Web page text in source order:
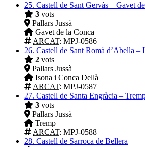
25. Castell de Sant Gervàs – Gavet
3 vots
Pallars Jussà
Gavet de la Conca
ARCAT: MPJ-0586
26. Castell de Sant Romà d’Abella –
2 vots
Pallars Jussà
Isona i Conca Dellà
ARCAT: MPJ-0587
27. Castell de Santa Engràcia –
3 vots
Pallars Jussà
Tremp
ARCAT: MPJ-0588
28. Castell de Sarroca de Bellera